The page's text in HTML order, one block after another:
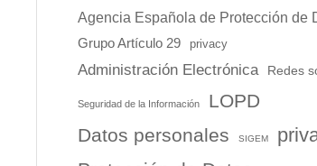
Agencia Española de Protección de
Grupo Artículo 29
privacy
Administración Electrónica Redes
Seguridad de la Información LOPD
Datos personales SIGEM